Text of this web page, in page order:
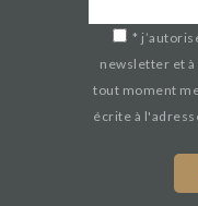
*
newsletter et à
tout moment
écrite à